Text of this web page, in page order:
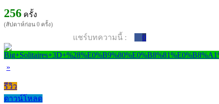
256 ครั้ง
(สัปดาห์ก่อน 0 ครั้ง)
แชร์บทความนี้ : 0
»
รีวิว
ดาวน์โหลด